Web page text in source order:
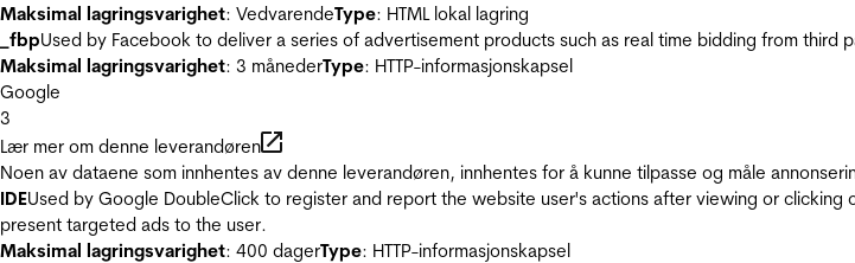
Maksimal lagringsvarighet: VedvarendeType: HTML lokal lagring
_fbpUsed by Facebook to deliver a series of advertisement products such as real time bidding from third
Maksimal lagringsvarighet: 3 månederType: HTTP-informasjonskapsel
Google
3
Lær mer om denne leverandøren
Noen av dataene som innhentes av denne leverandøren, innhentes for å kunne tilpasse og måle
IDEUsed by Google DoubleClick to register and report the website user's actions after viewing or
present targeted ads to the user.
Maksimal lagringsvarighet: 400 dagerType: HTTP-informasjonskapsel